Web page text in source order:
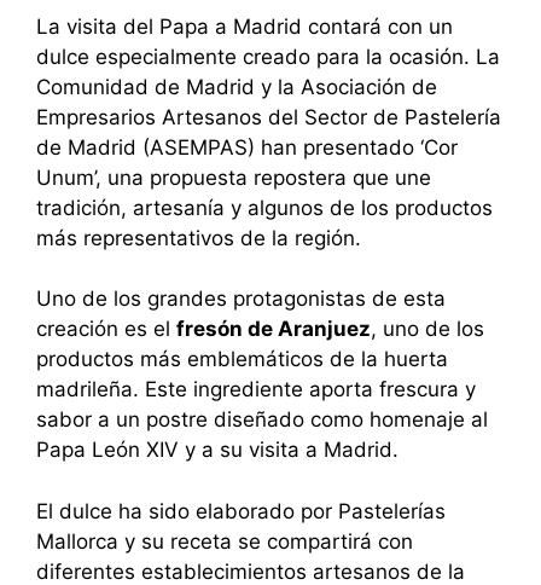
La visita del Papa a Madrid contará con un
dulce especialmente creado para la ocasión. La
Comunidad de Madrid y la Asociación de
Empresarios Artesanos del Sector de Pastelería
de Madrid (ASEMPAS) han presentado ‘Cor
Unum’, una propuesta repostera que une
tradición, artesanía y algunos de los productos
más representativos de la región.
Uno de los grandes protagonistas de esta
creación es el fresón de Aranjuez, uno de los
productos más emblemáticos de la huerta
madrileña. Este ingrediente aporta frescura y
sabor a un postre diseñado como homenaje al
Papa León XIV y a su visita a Madrid.
El dulce ha sido elaborado por Pastelerías
Mallorca y su receta se compartirá con
diferentes establecimientos artesanos de la